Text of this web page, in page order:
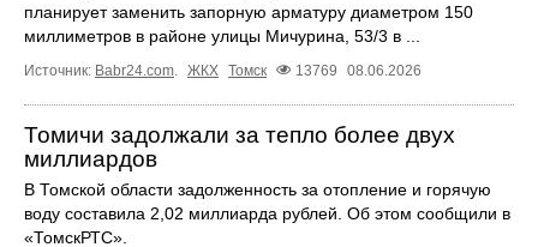
планирует заменить запорную арматуру диаметром 150
миллиметров в районе улицы Мичурина, 53/3 в ...
Источник: Babr24.com. ЖКХ Томск 13769 08.06.2026
Томичи задолжали за тепло более двух
миллиардов
В Томской области задолженность за отопление и горячую
воду составила 2,02 миллиарда рублей. Об этом сообщили в
«ТомскРТС».